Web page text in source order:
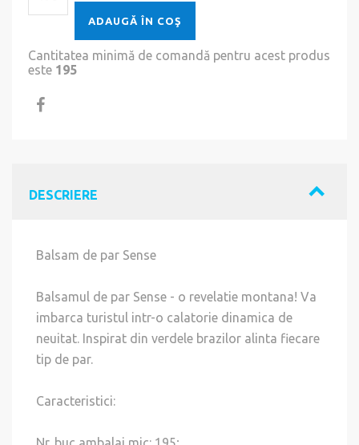
ADAUGĂ ÎN COŞ
Cantitatea minimă de comandă pentru acest produs
este 195
DESCRIERE
Balsam de par Sense
Balsamul de par Sense - o revelatie montana! Va
imbarca turistul intr-o calatorie dinamica de
neuitat. Inspirat din verdele brazilor alinta fiecare
tip de par.
Caracteristici: